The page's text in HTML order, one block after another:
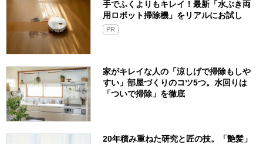
手でふくよりもキレイ！最新「水ぶき両
用ロボット掃除機」をリアルにお試し
PR
家がキレイな人の「涼しげで掃除もしや
すい」部屋づくりのコツ5つ。水回りは
「ついで掃除」を徹底
20年積み重ねた研究と匠の技。「艶髪」